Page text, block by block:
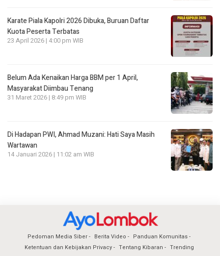
Karate Piala Kapolri 2026 Dibuka, Buruan Daftar
Kuota Peserta Terbatas
23 April 2026 | 4:00 pm WIB
Belum Ada Kenaikan Harga BBM per 1 April,
Masyarakat Diimbau Tenang
31 Maret 2026 | 8:49 pm WIB
Di Hadapan PWI, Ahmad Muzani: Hati Saya Masih
Wartawan
14 Januari 2026 | 11:02 am WIB
Pedoman Media Siber Berita Video
Panduan Komunitas
Ketentuan dan Kebijakan Privacy
Tentang Kibaran Trending